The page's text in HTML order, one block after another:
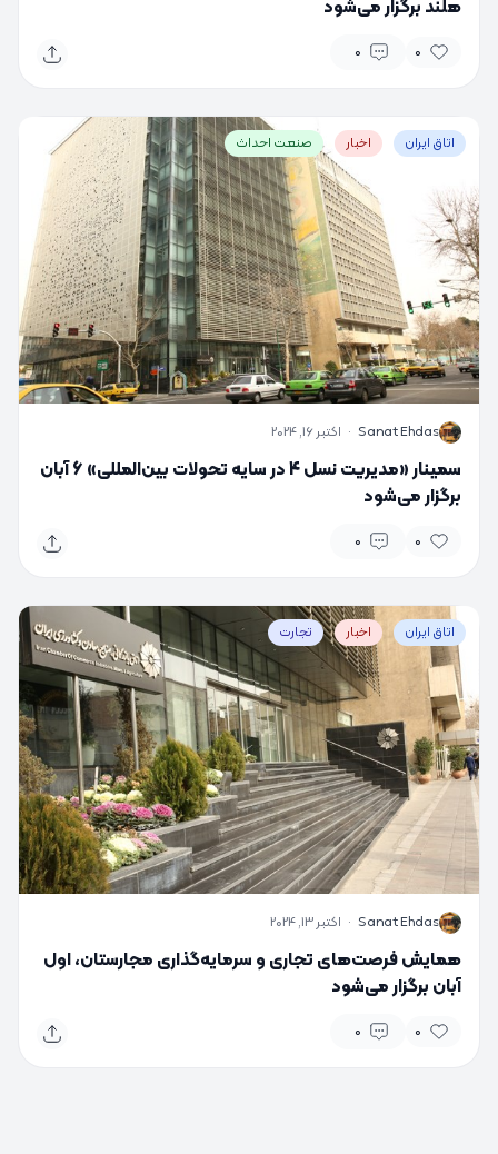
هلند برگزار می‌شود
0
0
اتاق ایران اخبار صنعت احداث
S
Sanat Ehdas
· اکتبر 16, 2024
سمینار «مدیریت نسل 4 در سایه تحولات بین‌المللی» 6 آبان
برگزار می‌شود
0
0
اتاق ایران اخبار تجارت
S
Sanat Ehdas
· اکتبر 13, 2024
همایش فرصت‌های تجاری و سرمایه‌گذاری مجارستان، اول
آبان برگزار می‌شود
0
0